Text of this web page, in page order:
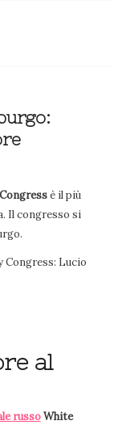
è il più
Il congresso si
al
russo White